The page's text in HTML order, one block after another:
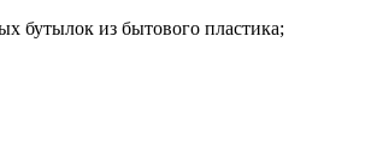
бутылок из бытового пластика;